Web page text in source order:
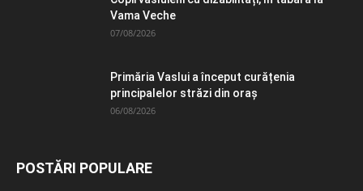
Vama Veche
07/08/2026
Primăria Vaslui a început curățenia
principalelor străzi din oraș
06/08/2026
POSTĂRI POPULARE